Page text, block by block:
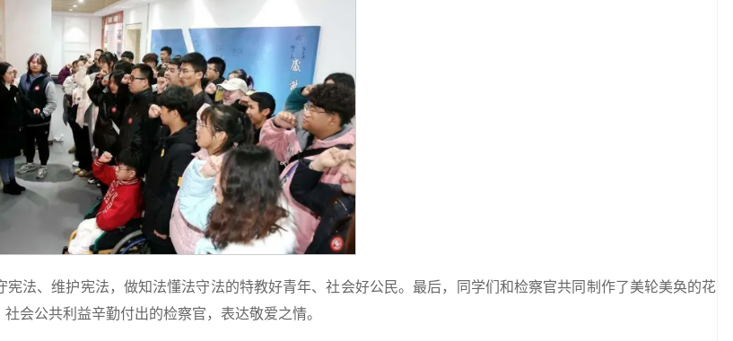
法、维护宪法，做知法懂法守法的特教好青年、社会好公民。最后，同学们和检察官共同制作了美轮美奂的花
会公共利益辛勤付出的检察官，表达敬爱之情。